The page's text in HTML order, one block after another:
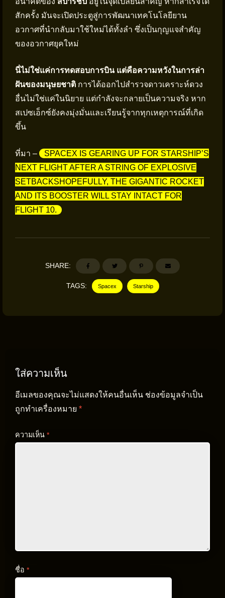
สักครั้ง มันจะเปิดประตูสู่การพัฒนาเทคโนโลยียาน
อวกาศที่นำกลับมาใช้ใหม่ได้ทั้งลำ ซึ่งเป็นกุญแจสำคัญ
ของอวกาศยุคใหม่
นี่ไม่ใช่แค่การทดสอบการบิน แต่คือความหวังในการล่า
ฝันของมนุษยชาติ การได้ออกไปสำรวจดาวเคราะห์ดวง
อื่นไม่ใช่แค่ในนิยาย แต่กำลังจะกลายเป็นความจริง หาก
สเปซเอ็กซ์ยังคงมุ่งมั่นและเรียนรู้จากทุกเหตุการณ์ที่เกิด
ขึ้น
ที่มา –
SPACEX IS GEARING UP FOR STARSHIP’S
NEXT FLIGHT AFTER A STRING OF EXPLOSIVE
SETBACKSHOPEFULLY, THE GIGANTIC ROCKET
AND ITS BOOSTER WILL STAY INTACT FOR
FLIGHT 10.
SHARE:
TAGS: Spacex Starship
ใส่ความเห็น
อีเมลของคุณจะไม่แสดงให้คนอื่นเห็น ช่องข้อมูลจำเป็น
ถูกทำเครื่องหมาย *
ความเห็น *
ชื่อ *